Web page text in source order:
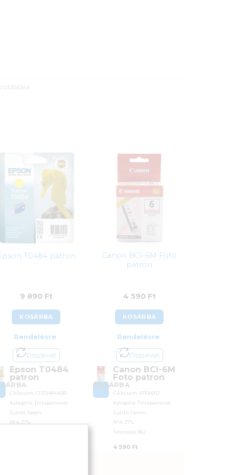
T0484 patron
9 890 Ft
KOSÁRBA
Rendelésre
Összevet
Epson T0484
patron
Cikkszám: C13T04844010
Kategória: Tintapatronok
Gyártó: Epson
ÁFA: 27%
Canon BCI-6M Foto
patron
4 590 Ft
KOSÁRBA
Rendelésre
Összevet
KOSÁRBA
Canon BCI-6M
Foto patron
Cikkszám: 4710A002
Kategória: Tintapatronok
Gyártó: Canon
ÁFA: 27%
Azonosító: 862
4 590 Ft